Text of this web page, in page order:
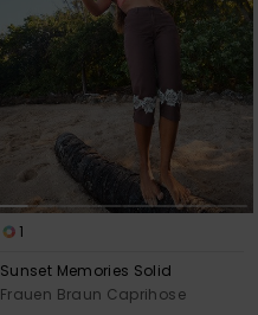
1
Sunset Memories Solid
Frauen Braun Caprihose